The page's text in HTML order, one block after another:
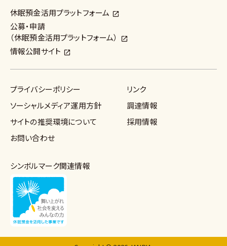
休眠預金活用プラットフォーム
公募・申請
（休眠預金活用プラットフォーム）
情報公開サイト
プライバシーポリシー
ソーシャルメディア運用方針
サイトの推奨環境について
お問い合わせ
リンク
調達情報
採用情報
シンボルマーク関連情報